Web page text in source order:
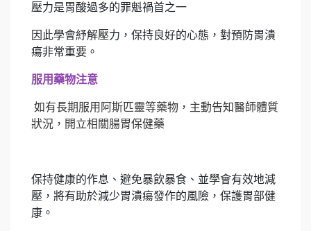
壓力是胃酸過多的罪魁禍首之一
因此學會紓解壓力，保持良好的心態，對預防胃潰
瘍非常重要。
服用藥物注意
如有長期服用阿斯匹靈等藥物，主動告知醫師體質
狀況，開立相關腸胃保健藥
保持健康的作息、避免暴飲暴食、並學會有效地減
壓，將有助於減少胃潰瘍發作的風險，保護胃部健
康。